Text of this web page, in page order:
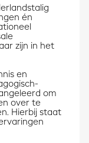
én
zijn in het
en
om
over te
Hierbij staat